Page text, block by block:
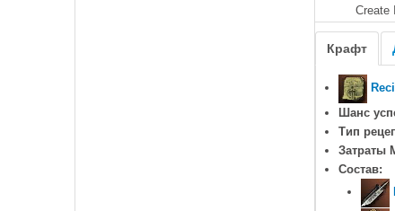
Create
Крафт
Шанс
Тип
Затраты
Состав: